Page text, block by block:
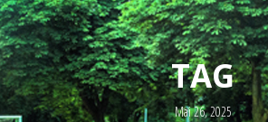
TAG
Mai 26, 2025